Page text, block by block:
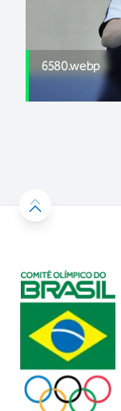
6580.webp